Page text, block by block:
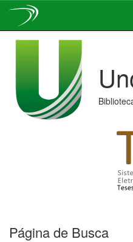
Página de Busca